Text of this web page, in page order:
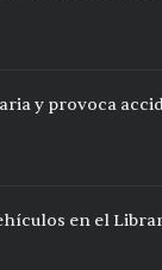
y provoca
en el